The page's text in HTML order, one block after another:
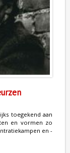
toegekend aan
en vormen zo
en -